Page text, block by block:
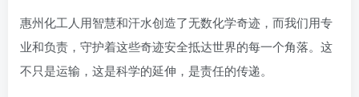
惠州化工人用智慧和汗水创造了无数化学奇迹，而我们用专
业和负责，守护着这些奇迹安全抵达世界的每一个角落。这
不只是运输，这是科学的延伸，是责任的传递。